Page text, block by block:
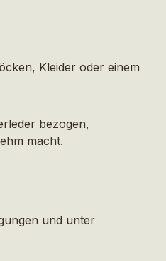
Kleider oder einem
bezogen,
macht.
und unter